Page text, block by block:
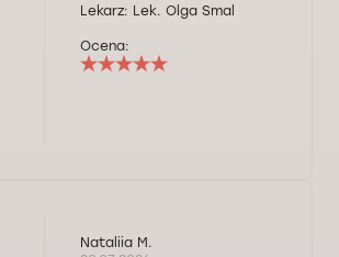
Lekarz: Lek. Olga Smal
Ocena:
Nataliia M.